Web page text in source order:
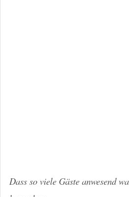
Dass so viele Gäste anwesend